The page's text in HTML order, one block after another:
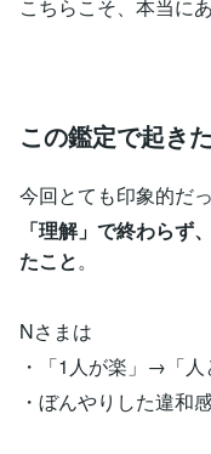
こちらこそ、本当に
この鑑定で起き
今回とても印象的だっ
「理解」で終わらず
たこと。
Nさまは
・「1人が楽」→「人
・ぼんやりした違和